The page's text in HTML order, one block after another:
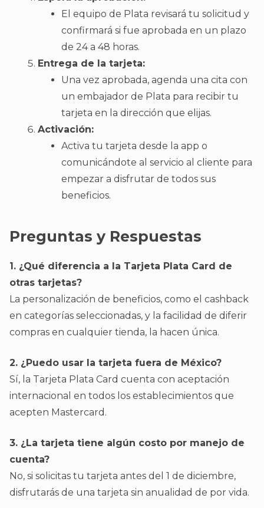
El equipo de Plata revisará tu solicitud y
confirmará si fue aprobada en un plazo
de 24 a 48 horas.
Entrega de la tarjeta:
Una vez aprobada, agenda una cita con
un embajador de Plata para recibir tu
tarjeta en la dirección que elijas.
Activación:
Activa tu tarjeta desde la app o
comunicándote al servicio al cliente para
empezar a disfrutar de todos sus
beneficios.
Preguntas y Respuestas
1. ¿Qué diferencia a la Tarjeta Plata Card de
otras tarjetas?
La personalización de beneficios, como el cashback
en categorías seleccionadas, y la facilidad de diferir
compras en cualquier tienda, la hacen única.
2. ¿Puedo usar la tarjeta fuera de México?
Sí, la Tarjeta Plata Card cuenta con aceptación
internacional en todos los establecimientos que
acepten Mastercard.
3. ¿La tarjeta tiene algún costo por manejo de
cuenta?
No, si solicitas tu tarjeta antes del 1 de diciembre,
disfrutarás de una tarjeta sin anualidad de por vida.